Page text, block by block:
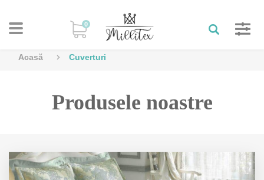
0
Acasă Cuverturi
Produsele noastre